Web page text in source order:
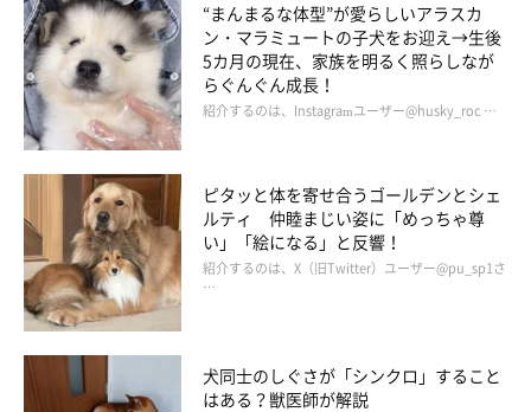
“まんまるな体型”が愛らしいアラスカ
ン・マラミュートの子犬をお迎え→生後
5カ月の現在、家族を明るく照らしなが
らぐんぐん成長！
紹介するのは、Instagramユーザー@husky_roc …
ピタッと体を寄せ合うゴールデンとシェ
ルティ 仲睦まじい姿に「めっちゃ尊
い」「絵になる」と反響！
紹介するのは、X（旧Twitter）ユーザー@pu_sp1さ
…
犬同士のしぐさが「シンクロ」すること
はある？獣医師が解説